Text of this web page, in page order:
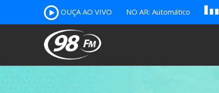
OUÇA AO VIVO
NO AR: Automático
B c